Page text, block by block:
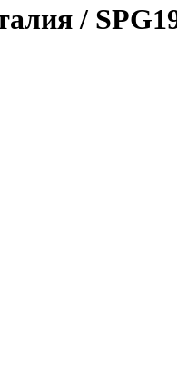
/